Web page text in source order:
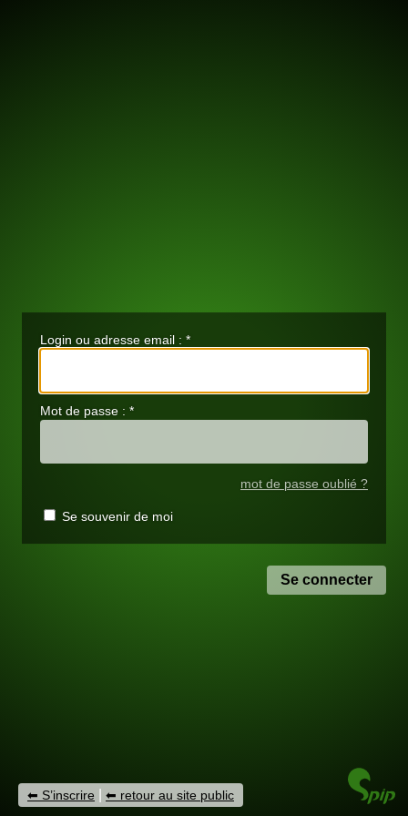
Login ou adresse email : *
Mot de passe : *
mot de passe oublié ?
Se souvenir de moi
S’inscrire retour au site public